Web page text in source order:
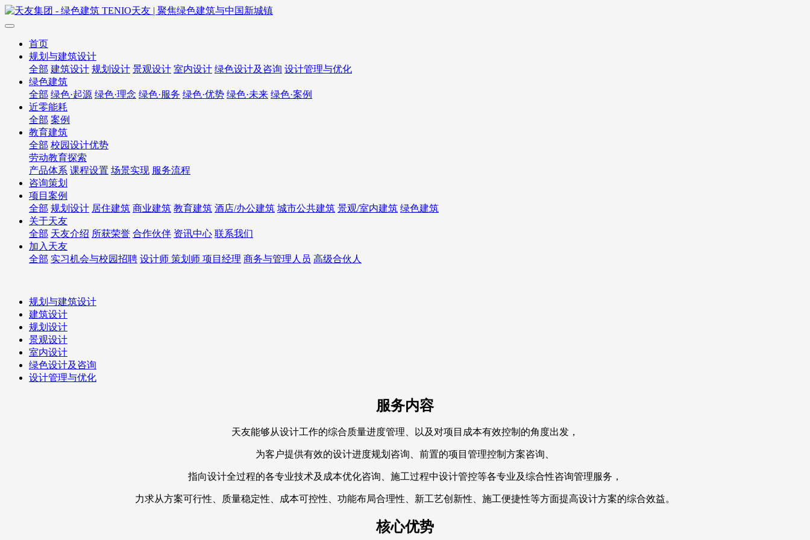
首页
规划与建筑设计
全部 建筑设计 规划设计 景观设计 室内设计 绿色设计及咨询 设计管理与优化
绿色建筑
全部 绿色·起源 绿色·理念 绿色·服务 绿色·优势 绿色·未来 绿色·案例
近零能耗
全部 案例
教育建筑
全部 校园设计优势
劳动教育探索
产品体系 课程设置 场景实现 服务流程
咨询策划
项目案例
全部 规划设计 居住建筑 商业建筑 教育建筑 酒店/办公建筑 城市公共建筑 景观/室内建筑 绿色建筑
关于天友
全部 天友介绍 所获荣誉 合作伙伴 资讯中心 联系我们
加入天友
全部 实习机会与校园招聘 设计师 策划师 项目经理 商务与管理人员 高级合伙人
规划与建筑设计
建筑设计
规划设计
景观设计
室内设计
绿色设计及咨询
设计管理与优化
服务内容
天友能够从设计工作的综合质量进度管理、以及对项目成本有效控制的角度出发，
为客户提供有效的设计进度规划咨询、前置的项目管理控制方案咨询、
指向设计全过程的各专业技术及成本优化咨询、施工过程中设计管控等各专业及综合性咨询管理服务，
力求从方案可行性、质量稳定性、成本可控性、功能布局合理性、新工艺创新性、施工便捷性等方面提高设计方案的综合效益。
核心优势